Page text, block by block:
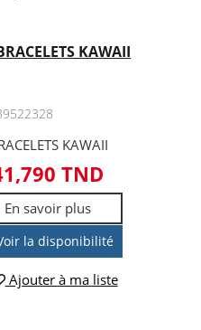
KAWAII
KAWAII
TND
En savoir plus
la disponibilité
Ajouter à ma liste